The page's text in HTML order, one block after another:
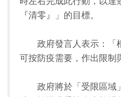
『清零』」的目標。
政府發言人表示：「
可按防疫需要，作出限制
政府將於「受限區域